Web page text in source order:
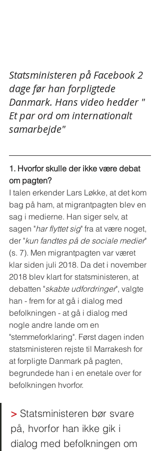
Statsministeren på Facebook 2
dage før han forpligtede
Danmark. Hans video hedder "
Et par ord om internationalt
samarbejde"
1. Hvorfor skulle der ikke være debat
om pagten?
I talen erkender Lars Løkke, at det kom
bag på ham, at migrantpagten blev en
sag i medierne. Han siger selv, at
sagen "har flyttet sig" fra at være noget,
der "kun fandtes på de sociale medier"
(s. 7). Men migrantpagten var været
klar siden juli 2018. Da det i november
2018 blev klart for statsministeren, at
debatten "skabte udfordringer", valgte
han - frem for at gå i dialog med
befolkningen - at gå i dialog med
nogle andre lande om en
"stemmeforklaring". Først dagen inden
statsministeren rejste til Marrakesh for
at forpligte Danmark på pagten,
begrundede han i en enetale over for
befolkningen hvorfor.
> Statsministeren bør svare
på, hvorfor han ikke gik i
dialog med befolkningen om